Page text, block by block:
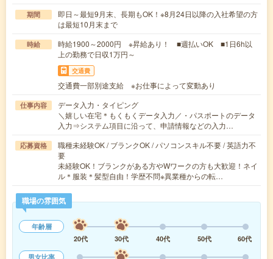
期間
即日～最短9月末、長期もOK！※8月24日以降の入社希望の方
は最短10月末まで
時給
時給1900～2000円 ※昇給あり！ ■週払いOK ■1日6h以
上の勤務で日収1万円～
交通費
交通費一部別途支給 ※お仕事によって変動あり
仕事内容
データ入力・タイピング
＼嬉しい在宅＊もくもくデータ入力／・パスポートのデータ
入力⇒システム項目に沿って、申請情報などの入力…
応募資格
職種未経験OK / ブランクOK / パソコンスキル不要 / 英語力不
要
未経験OK！ブランクがある方やWワークの方も大歓迎！ネイ
ル＊服装＊髪型自由！学歴不問※異業種からの転…
職場の雰囲気
年齢層
20代
30代 40代 50代
60代
男女比率